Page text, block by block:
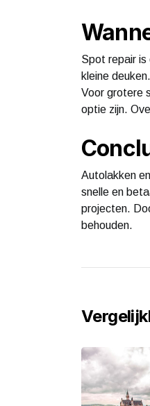
Spot repair is
kleine
Voor grotere
optie zijn.
Autolakken
snelle en
projecten.
behouden.